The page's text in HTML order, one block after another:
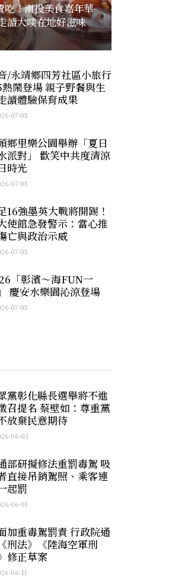
吃！南投美食嘉年華
讀大啖在地好滋味
/永靖鄉四芳社區小旅行
鬧登場 親子野餐與生
讀體驗保育成果
07-05
鄉里樂公園舉辦「夏日
派對」 歡笑中共度清涼
時光
07-05
16強墨英大戰將開踢！
使館急發警示：當心推
亡與政治示威
07-05
「彰濱～海FUN一
慶安水樂園沁涼登場
07-05
黨彰化縣長選舉將不進
召提名 蔡壁如：尊重黨
放棄民意期待
06-03
部研擬修法重罰毒駕 吸
直接吊銷駕照、乘客連
起罰
06-01
加重毒駕罰責 行政院通
刑法》《陸海空軍刑
修正草案
06-11